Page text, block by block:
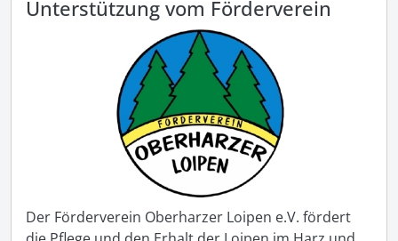
Unterstützung vom Förderverein
Der Förderverein Oberharzer Loipen e.V. fördert